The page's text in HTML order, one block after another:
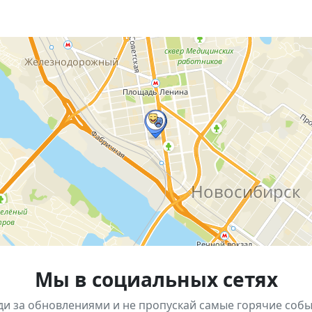
Московское высшее художественно-
заслуги отмечены государственными
художественный музей, ул. Свердлова, 10
Мы в социальных сетях
за обновлениями и не пропускай самые горячие